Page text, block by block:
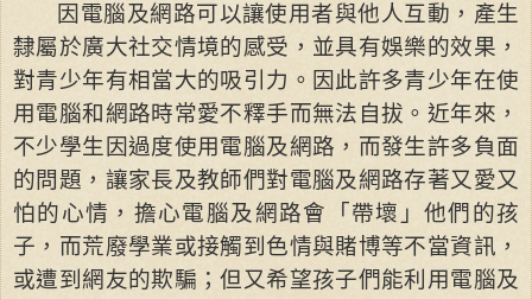
因電腦及網路可以讓使用者與他人互動，產生
隸屬於廣大社交情境的感受，並具有娛樂的效果，
對青少年有相當大的吸引力。因此許多青少年在使
用電腦和網路時常愛不釋手而無法自拔。近年來，
不少學生因過度使用電腦及網路，而發生許多負面
的問題，讓家長及教師們對電腦及網路存著又愛又
怕的心情，擔心電腦及網路會「帶壞」他們的孩
子，而荒廢學業或接觸到色情與賭博等不當資訊，
或遭到網友的欺騙；但又希望孩子們能利用電腦及